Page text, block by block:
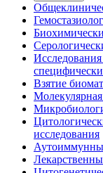
Взятие
исследования